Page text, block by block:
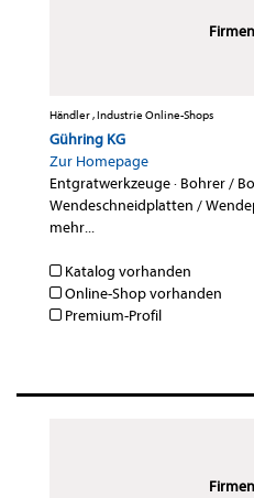
Händler , Industrie Online-Shops
Gühring KG
Zur Homepage
Entgratwerkzeuge· Bohrer /
Wendeschneidplatten /
mehr...
Katalog vorhanden
Online-Shop vorhanden
Premium-Profil